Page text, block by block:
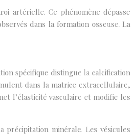
artérielle. Ce phénomène dépasse
dans la formation osseuse. La
spécifique distingue la calcification
dans la matrice extracellulaire,
l’élasticité vasculaire et modifie les
précipitation minérale. Les vésicules